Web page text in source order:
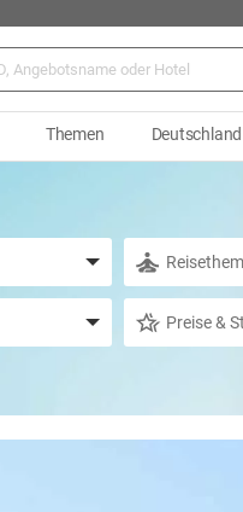
Themen Deutschland